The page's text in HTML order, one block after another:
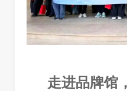
走进品牌馆